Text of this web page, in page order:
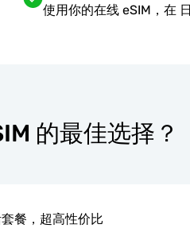
使用你的在线 eSIM，在
的最佳选择？
餐，超高性价比